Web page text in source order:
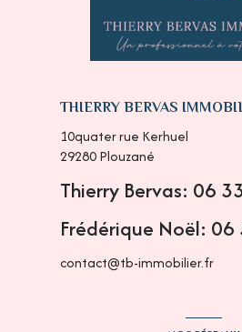
THIERRY BERVAS
10quater rue Kerhuel
29280Plouzané
Thierry Bervas: 06
Frédérique Noël:
contact@tb-immobilier.fr